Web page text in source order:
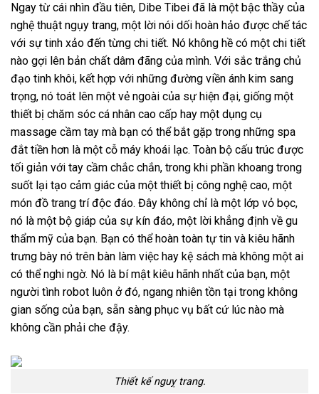
Ngay từ cái nhìn đầu tiên, Dibe Tibei đã là một bậc thầy của
nghệ thuật ngụy trang, một lời nói dối hoàn hảo được chế tác
với sự tinh xảo đến từng chi tiết. Nó không hề có một chi tiết
nào gợi lên bản chất dâm đãng của mình. Với sắc trắng chủ
đạo tinh khôi, kết hợp với những đường viền ánh kim sang
trọng, nó toát lên một vẻ ngoài của sự hiện đại, giống một
thiết bị chăm sóc cá nhân cao cấp hay một dụng cụ
massage cầm tay mà bạn có thể bắt gặp trong những spa
đắt tiền hơn là một cỗ máy khoái lạc. Toàn bộ cấu trúc được
tối giản với tay cầm chắc chắn, trong khi phần khoang trong
suốt lại tạo cảm giác của một thiết bị công nghệ cao, một
món đồ trang trí độc đáo. Đây không chỉ là một lớp vỏ bọc,
nó là một bộ giáp của sự kín đáo, một lời khẳng định về gu
thẩm mỹ của bạn. Bạn có thể hoàn toàn tự tin và kiêu hãnh
trưng bày nó trên bàn làm việc hay kệ sách mà không một ai
có thể nghi ngờ. Nó là bí mật kiêu hãnh nhất của bạn, một
người tình robot luôn ở đó, ngang nhiên tồn tại trong không
gian sống của bạn, sẵn sàng phục vụ bất cứ lúc nào mà
không cần phải che đậy.
Thiết kế nguỵ trang.